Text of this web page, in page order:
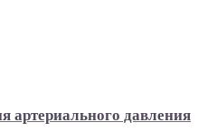
артериального давления